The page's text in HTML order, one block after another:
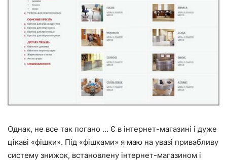
Однак, не все так погано … Є в інтернет-магазині і дуже
цікаві «фішки». Під «фішками» я маю на увазі привабливу
систему знижок, встановлену інтернет-магазином і